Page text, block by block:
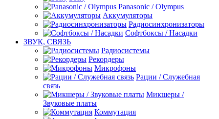
Panasonic / Olympus
Аккумуляторы
Радиосинхронизаторы
Софтбоксы / Насадки
ЗВУК, СВЯЗЬ
Радиосистемы
Рекордеры
Микрофоны
Рации / Служебная
связь
Микшеры /
Звуковые платы
Коммутация